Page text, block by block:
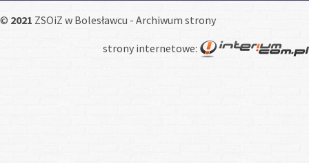
© 2021 ZSOiZ w Bolesławcu - Archiwum strony
strony internetowe: